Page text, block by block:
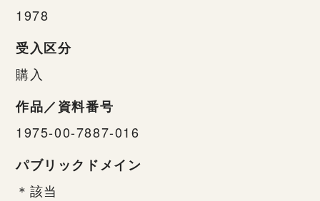
1978
受入区分
購入
作品／資料番号
1975-00-7887-016
パブリックドメイン
＊該当